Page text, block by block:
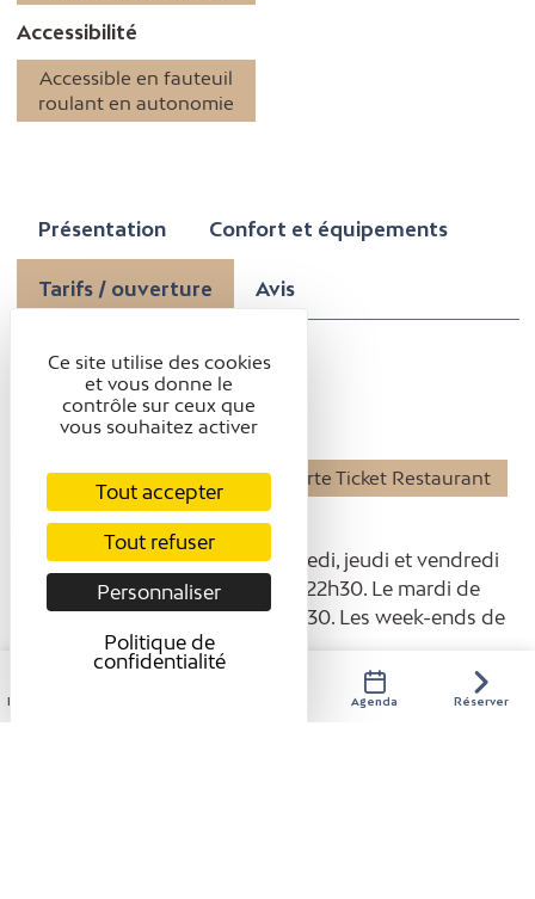
Accessibilité
Accessible en fauteuil
roulant en autonomie
Présentation Confort et équipements
Tarifs / ouverture Avis
TARIFS / OUVERTURE
Modes de paiement
Carte bancaire/crédit Carte Ticket Restaurant
Ouverture
Du 01/01 au 31/12 le lundi, mercredi, jeudi et vendredi
de 10h30 à 14h30 et de 17h30 à 22h30. Le mardi de
10h30 à 14h30 et de 17h30 à 21h30. Les week-ends de
17h30 à 22h30.
Hébergements Agenda Réserver
Ce site utilise des cookies
et vous donne le
contrôle sur ceux que
vous souhaitez activer
Tout accepter
Tout refuser
Personnaliser
Politique de
confidentialité